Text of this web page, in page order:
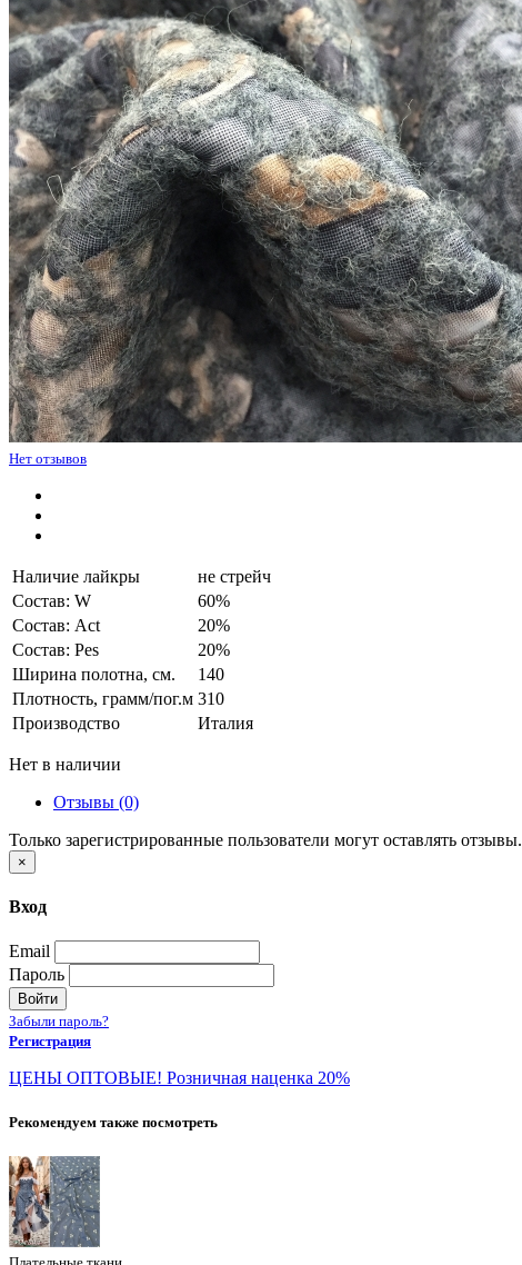
Нет отзывов
Наличие лайкры
не стрейч
Состав: W
60%
Состав: Act
20%
Состав: Pes
20%
Ширина полотна, см.
140
Плотность, грамм/пог.м 310
Производство
Италия
Нет в наличии
Отзывы (0)
Только зарегистрированные пользователи могут оставлять отзывы.
×
Вход
Email
Пароль
Войти
Забыли пароль?
Регистрация
ЦЕНЫ ОПТОВЫЕ! Розничная наценка 20%
Рекомендуем также посмотреть